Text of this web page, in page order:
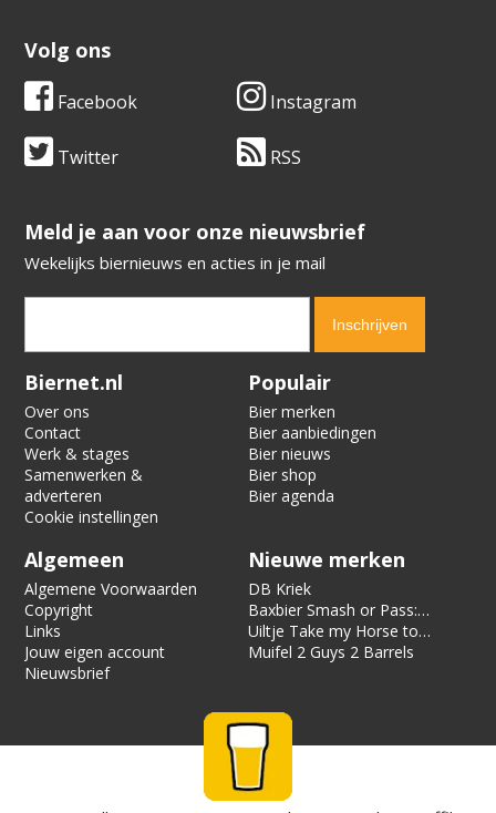
Volg ons
Facebook Instagram
Twitter RSS
​​​​​​​Meld je aan voor onze nieuwsbrief
Wekelijks biernieuws en acties in je mail
Verification code:
Biernet.nl
Over ons
Contact
Werk & stages
Samenwerken &
adverteren
Cookie instellingen
Populair
Bier merken
Bier aanbiedingen
Bier nieuws
Bier shop
Bier agenda
Algemeen
Algemene Voorwaarden
Copyright
Links
Jouw eigen account
Nieuwsbrief
Nieuwe merken
DB Kriek
Baxbier Smash or Pass:
Strata
Uiltje Take my Horse to
the Hotel Room
Muifel 2 Guys 2 Barrels